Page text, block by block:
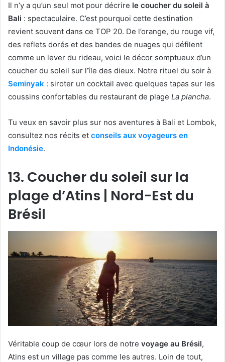
Il n’y a qu’un seul mot pour décrire le coucher du soleil à
Bali : spectaculaire. C’est pourquoi cette destination
revient souvent dans ce TOP 20. De l’orange, du rouge vif,
des reflets dorés et des bandes de nuages qui défilent
comme un lever du rideau, voici le décor somptueux d’un
coucher du soleil sur l’île des dieux. Notre rituel du soir à
Seminyak : siroter un cocktail avec quelques tapas sur les
coussins confortables du restaurant de plage La plancha.
Tu veux en savoir plus sur nos aventures à Bali et Lombok,
consultez nos récits et conseils aux voyageurs en
Indonésie.
13. Coucher du soleil sur la
plage d’Atins | Nord-Est du
Brésil
Véritable coup de cœur lors de notre voyage au Brésil,
Atins est un village pas comme les autres. Loin de tout,